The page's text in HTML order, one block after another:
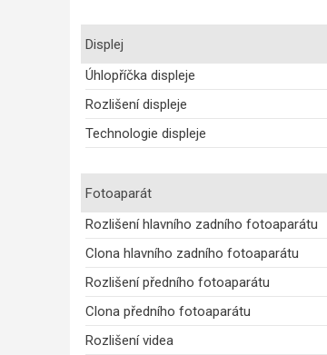
Displej
Úhlopříčka displeje
Rozlišení displeje
Technologie displeje
Fotoaparát
Rozlišení hlavního zadního fotoaparátu
Clona hlavního zadního fotoaparátu
Rozlišení předního fotoaparátu
Clona předního fotoaparátu
Rozlišení videa